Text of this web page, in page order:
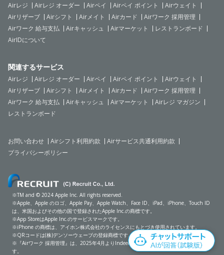
Airレジ Airレジ オーダー Airペイ Airペイ ポイント
Airウェイト
Airリザーブ
Airシフト Airメイト Airカード
Airワーク 採用管理
Airワーク 給与支払
Airキャッシュ Airマーケット
レストランボード
AirIDについて
関連するサービス
Airレジ Airレジ オーダー Airペイ Airペイ ポイント
Airウェイト
Airリザーブ
Airシフト Airメイト Airカード
Airワーク 採用管理
Airワーク 給与支払
Airキャッシュ Airマーケット
Airレジ マガジン
レストランボード
お問い合わせ Airシフト利用約款
Airサービス共通利用約款
プライバシーポリシー
※TM and © 2024 Apple Inc. All rights reserved.
※Apple、Apple のロゴ、Apple Pay、Apple Watch、Face ID、iPad、iPhone、Touch ID
は、米国およびその他の国で登録されたApple Inc.の商標です。
※App StoreはApple Inc.のサービスマークです。
※iPhone の商標は、アイホン株式会社のライセンスにもとづき使用されています。
※QRコードは(株)デンソーウェーブの登録商標です。
※『Airワーク 採用管理』は、2025年4月よりIndeed Japan株式会社にて提供しておりま
す。
チ